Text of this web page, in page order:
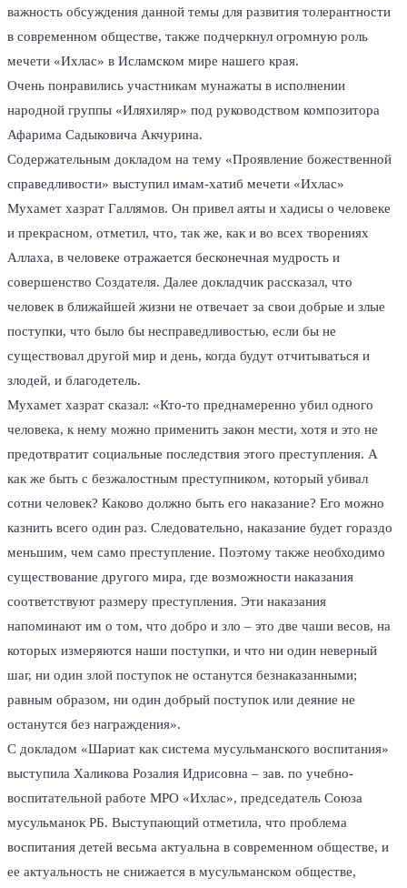
важность обсуждения данной темы для развития толерантности
в современном обществе, также подчеркнул огромную роль
мечети «Ихлас» в Исламском мире нашего края.
Очень понравились участникам мунажаты в исполнении
народной группы «Иляхиляр» под руководством композитора
Афарима Садыковича Акчурина.
Содержательным докладом на тему «Проявление божественной
справедливости» выступил имам-хатиб мечети «Ихлас»
Мухамет хазрат Галлямов. Он привел аяты и хадисы о человеке
и прекрасном, отметил, что, так же, как и во всех творениях
Аллаха, в человеке отражается бесконечная мудрость и
совершенство Создателя. Далее докладчик рассказал, что
человек в ближайшей жизни не отвечает за свои добрые и злые
поступки, что было бы несправедливостью, если бы не
существовал другой мир и день, когда будут отчитываться и
злодей, и благодетель.
Мухамет хазрат сказал: «Кто-то преднамеренно убил одного
человека, к нему можно применить закон мести, хотя и это не
предотвратит социальные последствия этого преступления. А
как же быть с безжалостным преступником, который убивал
сотни человек? Каково должно быть его наказание? Его можно
казнить всего один раз. Следовательно, наказание будет гораздо
меньшим, чем само преступление. Поэтому также необходимо
существование другого мира, где возможности наказания
соответствуют размеру преступления. Эти наказания
напоминают им о том, что добро и зло – это две чаши весов, на
которых измеряются наши поступки, и что ни один неверный
шаг, ни один злой поступок не останутся безнаказанными;
равным образом, ни один добрый поступок или деяние не
останутся без награждения».
С докладом «Шариат как система мусульманского воспитания»
выступила Халикова Розалия Идрисовна – зав. по учебно-
воспитательной работе МРО «Ихлас», председатель Союза
мусульманок РБ. Выступающий отметила, что проблема
воспитания детей весьма актуальна в современном обществе, и
ее актуальность не снижается в мусульманском обществе,